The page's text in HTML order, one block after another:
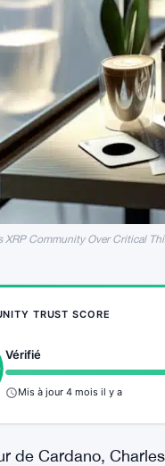
XRP Community Over Critical
TRUST SCORE
Vérifié
Mis à jour 4 mois il y a
de Cardano,